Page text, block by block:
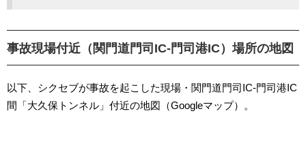
事故現場付近（関門道門司IC-門司港IC）場所の地図
以下、シクセブが事故を起こした現場・関門道門司IC-門司港IC
間「大久保トンネル」付近の地図（Googleマップ）。